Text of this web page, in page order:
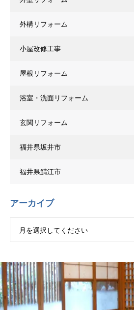
外構リフォーム
小屋改修工事
屋根リフォーム
浴室・洗面リフォーム
玄関リフォーム
福井県坂井市
福井県鯖江市
アーカイブ
月を選択してください